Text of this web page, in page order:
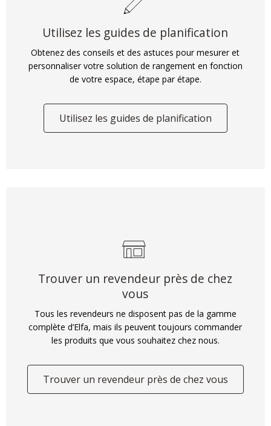
Utilisez les guides de planification
Obtenez des conseils et des astuces pour mesurer et
personnaliser votre solution de rangement en fonction
de votre espace, étape par étape.
Utilisez les guides de planification
Trouver un revendeur près de chez
vous
Tous les revendeurs ne disposent pas de la gamme
complète d’Elfa, mais ils peuvent toujours commander
les produits que vous souhaitez chez nous.
Trouver un revendeur près de chez vous